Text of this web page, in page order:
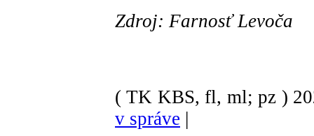
Zdroj: Farnosť Levoča
( TK KBS, fl, ml; pz )
v správe |